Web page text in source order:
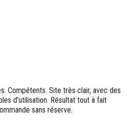
Compétents. Site très clair, avec des
d'utilisation. Résultat tout à fait
sans réserve.